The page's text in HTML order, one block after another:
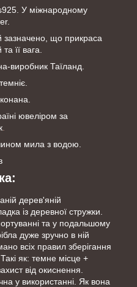
У міжнародному
зазначено, що прикраса
її вага.
виробник Таїланд.
ювеліром за
мила з водою.
дерев'яній
із деревної стружки.
та у подальшому
дуже зручно в ній
всіх правил зберігання
як: темне місце +
від окиснення.
у використанні. Як вона